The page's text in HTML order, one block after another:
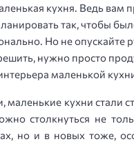
кухня. Ведь вам
так, чтобы
Но не опускайте
нужно просто
маленькой
маленькие кухни стали
столкнуться не
но и в новых тоже,